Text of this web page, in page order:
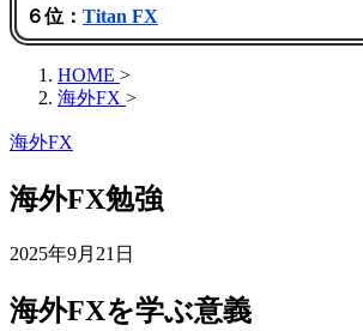
６位： Titan FX
HOME >
海外FX >
海外FX
海外FX勉強
2025年9月21日
海外FXを学ぶ意義